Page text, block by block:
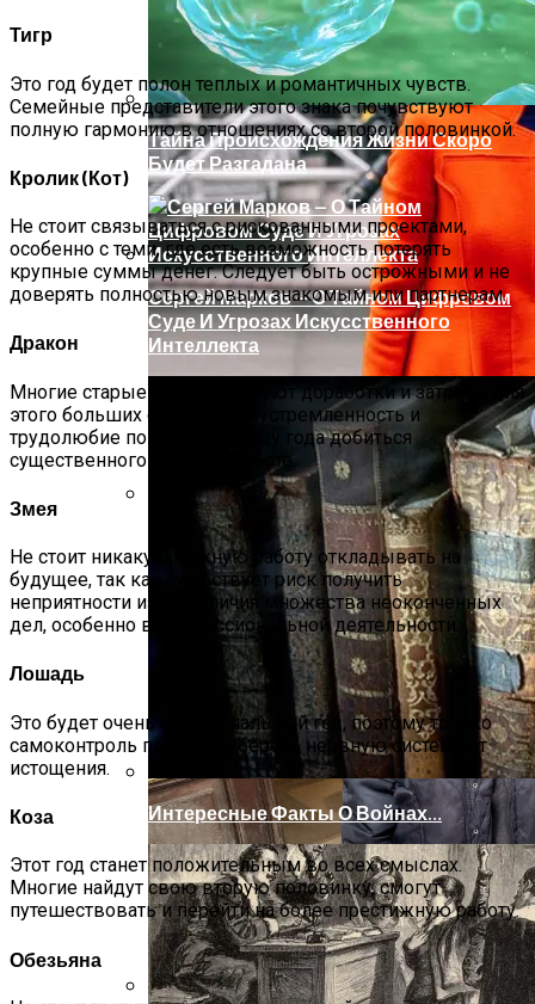
Раскрась Свой Год: Какой Цвет
Принесет Тебе Успех В 2026 Году По
Знаку Зодиака
Ваша Любовь К Оранжевому: Глоток
Энергии Или Сигнал Уставшей Души
Тайна Происхождения Жизни Скоро
Будет Разгадана
Сергей Марков — О Тайном Цифровом
Суде И Угрозах Искусственного
Интеллекта
Интересные Факты О Войнах…
Тигр
Это год будет полон теплых и романтичных чувств.
Семейные представители этого знака почувствуют
полную гармонию в отношениях со второй половинкой.
Кролик (Кот)
Не стоит связываться с рискованными проектами,
особенно с теми, где есть возможность потерять
крупные суммы денег. Следует быть острожными и не
доверять полностью новым знакомым или партнерам.
Дракон
Многие старые дела потребуют доработки и затраты для
этого больших сил. Но целеустремленность и
трудолюбие поможет к концу года добиться
существенного успеха в работе.
Змея
Не стоит никакую важную работу откладывать на
будущее, так как существует риск получить
неприятности из-за наличия множества неоконченных
дел, особенно в профессиональной деятельности.
Лошадь
Это будет очень эмоциональный год, поэтому только
самоконтроль поможет уберечь нервную систему от
истощения.
Коза
Этот год станет положительным во всех смыслах.
Многие найдут свою вторую половинку, смогут
путешествовать и перейти на более престижную работу.
Обезьяна